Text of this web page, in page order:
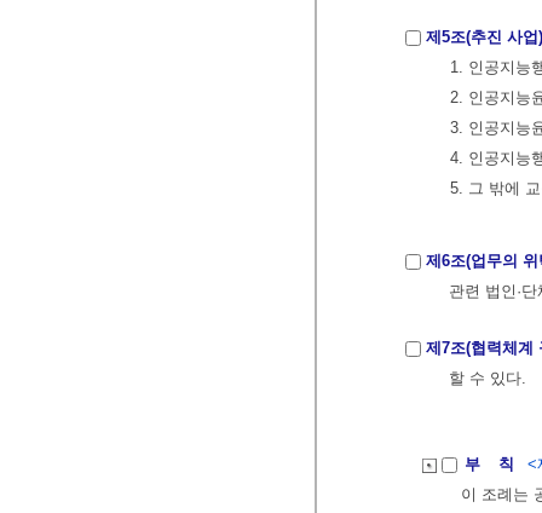
제5조(추진 사업)
1. 인공지능
2. 인공지능
3. 인공지능
4. 인공지능
5. 그 밖에
제6조(업무의 위
관련 법인·
제7조(협력체계
할 수 있다.
부 칙
<
이 조례는